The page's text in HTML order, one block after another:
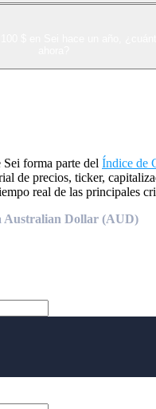
forma parte del Índice de
de precios, ticker,
real de las principales
Australian Dollar (AUD)